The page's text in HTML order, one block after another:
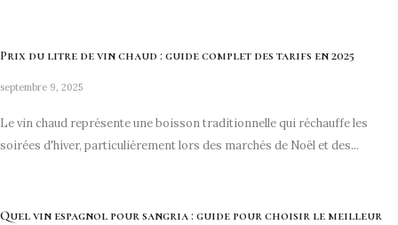
Prix du litre de vin chaud : guide complet des tarifs en 2025
septembre 9, 2025
Le vin chaud représente une boisson traditionnelle qui réchauffe les
soirées d'hiver, particulièrement lors des marchés de Noël et des...
Quel vin espagnol pour sangria : guide pour choisir le meilleur